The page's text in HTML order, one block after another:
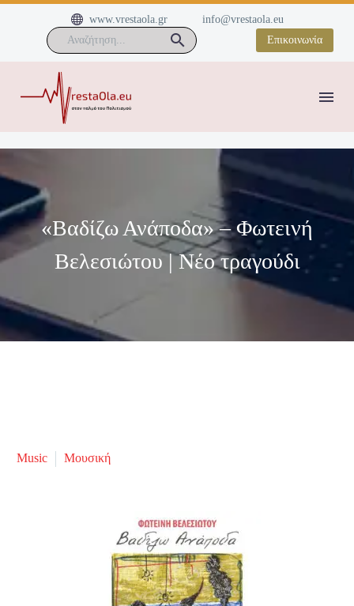

 www.vrestaola.gr
info@vrestaola.eu
Επικοινωνία
«Βαδίζω Ανάποδα» – Φωτεινή
Βελεσιώτου | Νέο τραγούδι
Music Μουσική